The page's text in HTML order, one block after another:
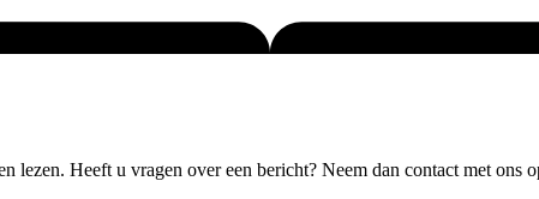
lezen. Heeft u vragen over een bericht? Neem dan contact met ons